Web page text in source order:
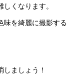
くなります。
味を綺麗に撮影する
ましょう！